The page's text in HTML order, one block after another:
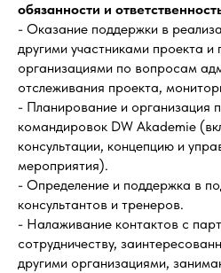
обязанности и
- Оказание поддержки в
другими участниками проекта и
организациями по вопросам
отслеживания проекта,
- Планирование и организация
командировок DW Akademie
консультации, концепцию и
мероприятия).
- Определение и поддержка в
консультантов и тренеров.
- Налаживание контактов с
сотрудничеству,
другими организациями,